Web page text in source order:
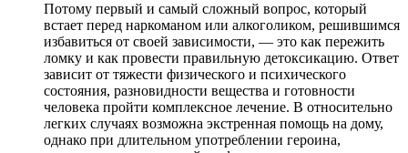
Потому первый и самый сложный вопрос, который
встает перед наркоманом или алкоголиком, решившимся
избавиться от своей зависимости, — это как пережить
ломку и как провести правильную детоксикацию. Ответ
зависит от тяжести физического и психического
состояния, разновидности вещества и готовности
человека пройти комплексное лечение. В относительно
легких случаях возможна экстренная помощь на дому,
однако при длительном употреблении героина,